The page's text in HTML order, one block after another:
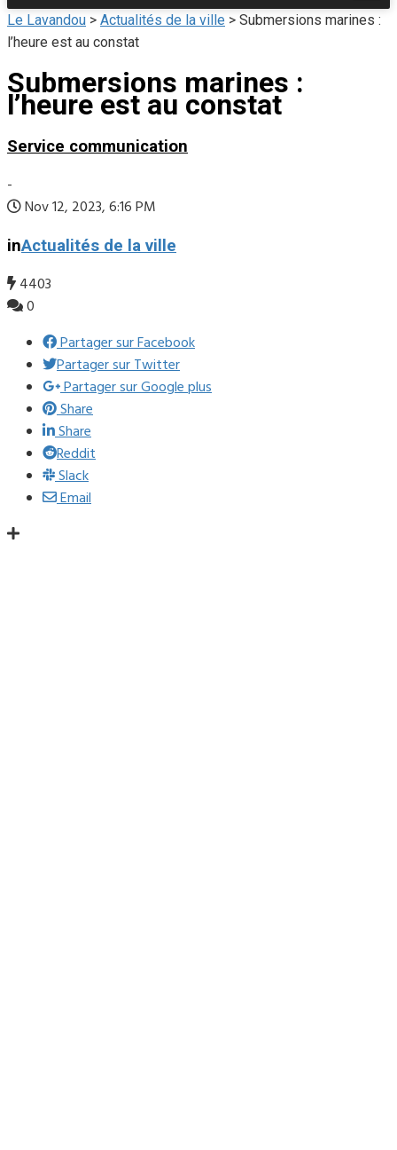
Le Lavandou > Actualités de la ville > Submersions marines :
l’heure est au constat
Submersions marines :
l’heure est au constat
Service communication
-
Nov 12, 2023, 6:16 PM
inActualités de la ville
4403
0
Partager sur Facebook
Partager sur Twitter
Partager sur Google plus
Share
Share
Reddit
Slack
Email